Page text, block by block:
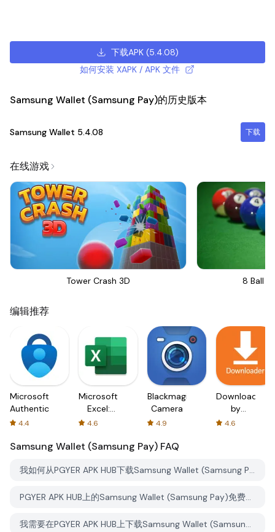
下载APK(5.4.08)
如何安装 XAPK / APK 文件
Samsung Wallet (Samsung Pay)的历史版本
Samsung Wallet 5.4.08 下载
在线游戏
Tower Crash 3D 8 Ball
编辑推荐
Microsoft
Authenticator
4.4
Microsoft
Excel:
Spreadsheets
4.6
Blackmagic
Camera
4.9
Downloader
by
AFTVnews
4.6
Samsung Wallet (Samsung Pay) FAQ
我如何从PGYER APK HUB下载Samsung Wallet (Samsung Pay)？
PGYER APK HUB上的Samsung Wallet (Samsung Pay)免费下载吗？
我需要在PGYER APK HUB上下载Samsung Wallet (Samsung Pay)时需要账户吗？